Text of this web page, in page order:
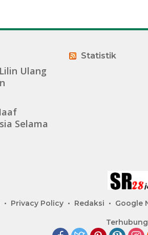
Ulang
Selama
Statistik
Privacy Policy Redaksi Google